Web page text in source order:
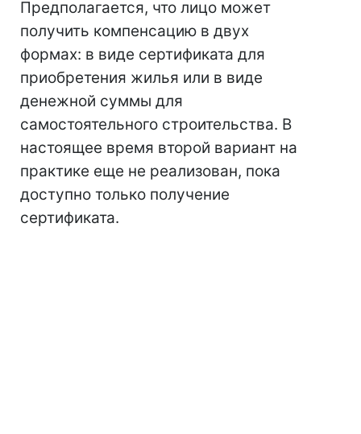
Предполагается, что лицо может
получить компенсацию в двух
формах: в виде сертификата для
приобретения жилья или в виде
денежной суммы для
самостоятельного строительства. В
настоящее время второй вариант на
практике еще не реализован, пока
доступно только получение
сертификата.